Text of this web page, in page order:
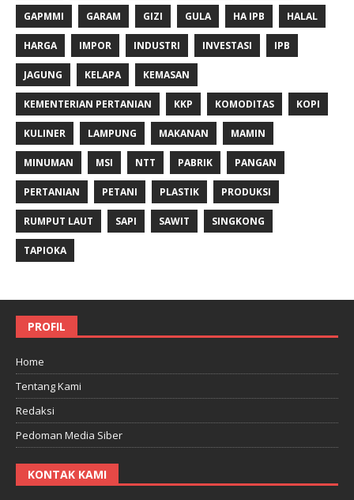
GAPMMI GARAM GIZI GULA HA IPB HALAL
HARGA IMPOR INDUSTRI INVESTASI IPB
JAGUNG KELAPA KEMASAN
KEMENTERIAN PERTANIAN KKP KOMODITAS KOPI
KULINER LAMPUNG MAKANAN MAMIN
MINUMAN MSI NTT PABRIK PANGAN
PERTANIAN PETANI PLASTIK PRODUKSI
RUMPUT LAUT SAPI SAWIT SINGKONG
TAPIOKA
PROFIL
Home
Tentang Kami
Redaksi
Pedoman Media Siber
KONTAK KAMI